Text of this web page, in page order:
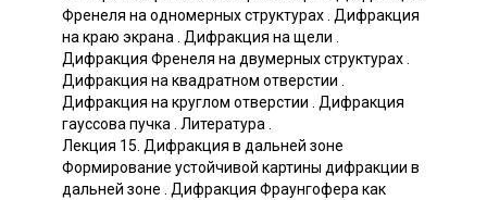
Френеля на одномерных структурах . Дифракция
на краю экрана . Дифракция на щели .
Дифракция Френеля на двумерных структурах .
Дифракция на квадратном отверстии .
Дифракция на круглом отверстии . Дифракция
гауссова пучка . Литература .
Лекция 15. Дифракция в дальней зоне
Формирование устойчивой картины дифракции в
дальней зоне . Дифракция Фраунгофера как